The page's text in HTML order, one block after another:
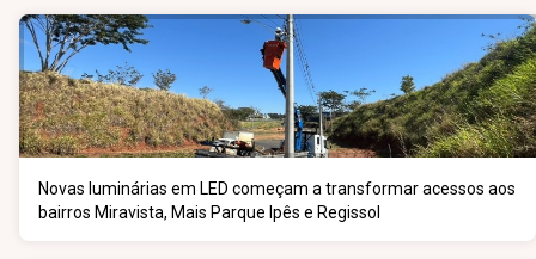
Novas luminárias em LED começam a transformar acessos aos
bairros Miravista, Mais Parque Ipês e Regissol